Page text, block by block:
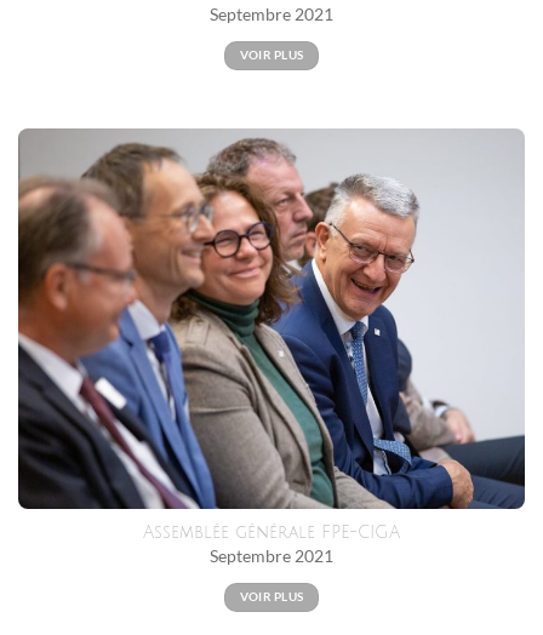
Septembre 2021
VOIR PLUS
Assemblée générale FPE-CIGA
Septembre 2021
VOIR PLUS